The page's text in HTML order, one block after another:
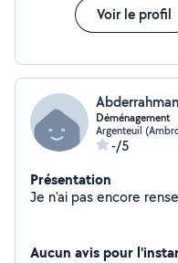
Voir le profil
Déménagement
Argenteuil
-/5
Présentation
Aucun avis pour